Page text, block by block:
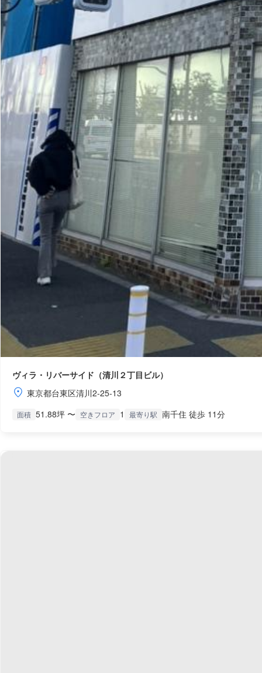
ヴィラ・リバーサイド（清川２丁目ビル）
東京都台東区清川2-25-13
面積 51.88坪 〜 空きフロア 1 最寄り駅 南千住 徒歩 11分